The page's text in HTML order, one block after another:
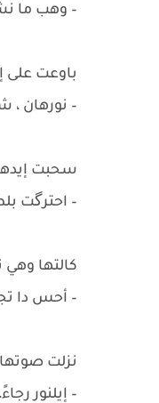
– وهب ما
باوعت على
– نورهان ،
سحبت
– احترگت
كالتها
– أحس دا
نزلت
– إيلنور